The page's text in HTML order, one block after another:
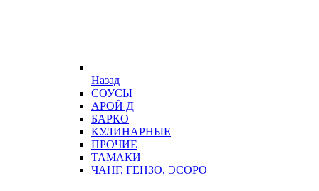
Назад
СОУСЫ
АРОЙ Д
БАРКО
КУЛИНАРНЫЕ
ПРОЧИЕ
ТАМАКИ
ЧАНГ, ГЕНЗО, ЭСОРО